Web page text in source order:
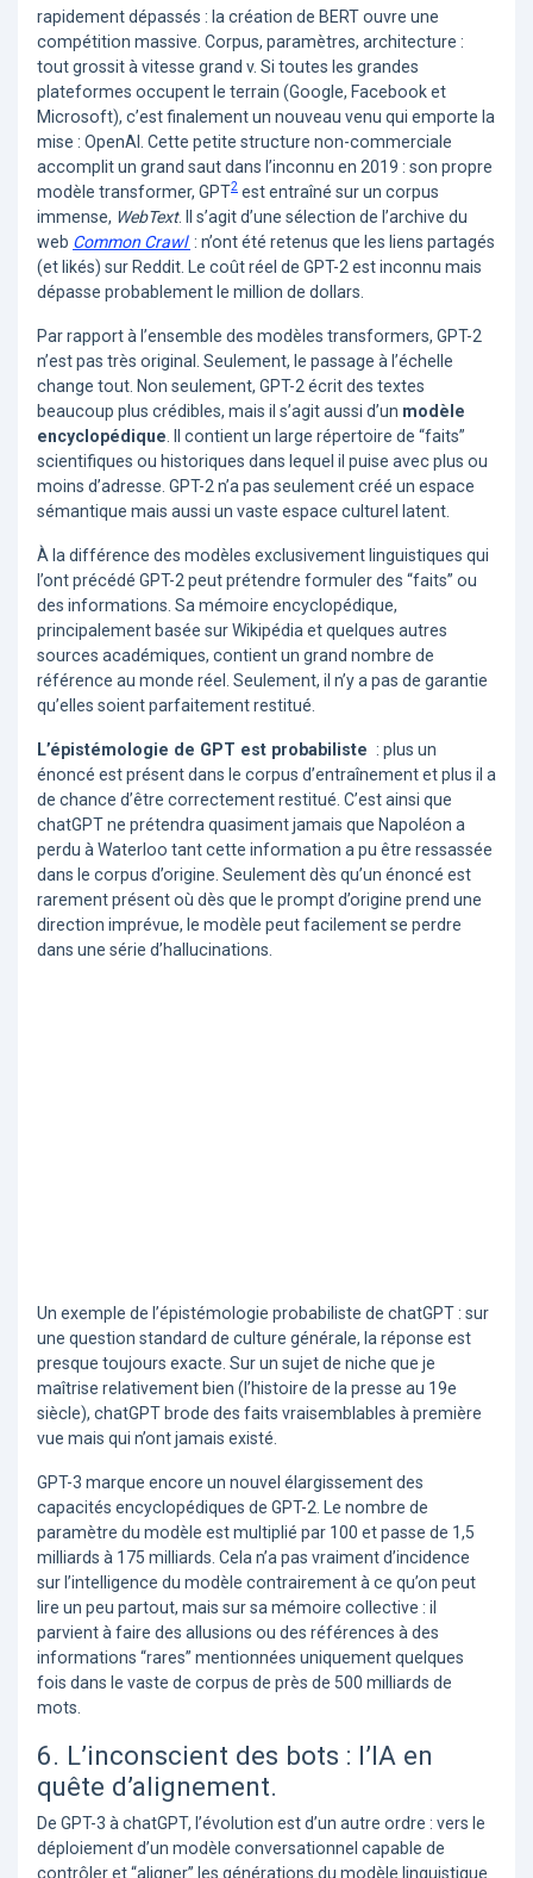
rapidement dépassés : la création de BERT ouvre une
compétition massive. Corpus, paramètres, architecture :
tout grossit à vitesse grand v. Si toutes les grandes
plateformes occupent le terrain (Google, Facebook et
Microsoft), c’est finalement un nouveau venu qui emporte la
mise : OpenAI. Cette petite structure non-commerciale
accomplit un grand saut dans l’inconnu en 2019 : son propre
modèle transformer, GPT2 est entraîné sur un corpus
immense, WebText. Il s’agit d’une sélection de l’archive du
web Common Crawl : n’ont été retenus que les liens partagés
(et likés) sur Reddit. Le coût réel de GPT-2 est inconnu mais
dépasse probablement le million de dollars.
Par rapport à l’ensemble des modèles transformers, GPT-2
n’est pas très original. Seulement, le passage à l’échelle
change tout. Non seulement, GPT-2 écrit des textes
beaucoup plus crédibles, mais il s’agit aussi d’un modèle
encyclopédique . Il contient un large répertoire de “faits”
scientifiques ou historiques dans lequel il puise avec plus ou
moins d’adresse. GPT-2 n’a pas seulement créé un espace
sémantique mais aussi un vaste espace culturel latent.
À la différence des modèles exclusivement linguistiques qui
l’ont précédé GPT-2 peut prétendre formuler des “faits” ou
des informations. Sa mémoire encyclopédique,
principalement basée sur Wikipédia et quelques autres
sources académiques, contient un grand nombre de
référence au monde réel. Seulement, il n’y a pas de garantie
qu’elles soient parfaitement restitué.
L’épistémologie de GPT est probabiliste : plus un
énoncé est présent dans le corpus d’entraînement et plus il a
de chance d’être correctement restitué. C’est ainsi que
chatGPT ne prétendra quasiment jamais que Napoléon a
perdu à Waterloo tant cette information a pu être ressassée
dans le corpus d’origine. Seulement dès qu’un énoncé est
rarement présent où dès que le prompt d’origine prend une
direction imprévue, le modèle peut facilement se perdre
dans une série d’hallucinations.
Un exemple de l’épistémologie probabiliste de chatGPT : sur
une question standard de culture générale, la réponse est
presque toujours exacte. Sur un sujet de niche que je
maîtrise relativement bien (l’histoire de la presse au 19e
siècle), chatGPT brode des faits vraisemblables à première
vue mais qui n’ont jamais existé.
GPT-3 marque encore un nouvel élargissement des
capacités encyclopédiques de GPT-2. Le nombre de
paramètre du modèle est multiplié par 100 et passe de 1,5
milliards à 175 milliards. Cela n’a pas vraiment d’incidence
sur l’intelligence du modèle contrairement à ce qu’on peut
lire un peu partout, mais sur sa mémoire collective : il
parvient à faire des allusions ou des références à des
informations “rares” mentionnées uniquement quelques
fois dans le vaste de corpus de près de 500 milliards de
mots.
6. L’inconscient des bots : l’IA en
quête d’alignement.
De GPT-3 à chatGPT, l’évolution est d’un autre ordre : vers le
déploiement d’un modèle conversationnel capable de
contrôler et “aligner” les générations du modèle linguistique